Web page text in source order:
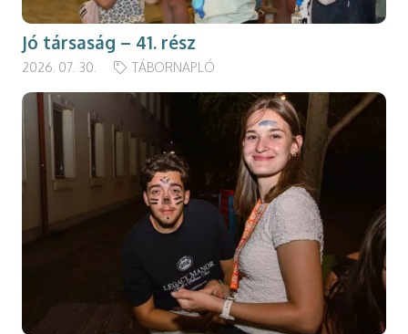
Jó társaság – 41. rész
2026. 07. 30. TÁBORNAPLÓ